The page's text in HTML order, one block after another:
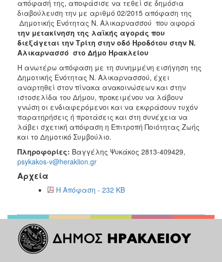
απόφασή της, αποφάσισε να τεθεί σε δημόσια
διαβούλευση την με αριθμό 02/2015 απόφαση της
Δημοτικής Ενότητας Ν. Αλικαρνασσού που αφορά
την μετακίνηση της λαϊκής αγοράς που
διεξάγεται την Τρίτη στην οδό Ηροδότου στην Ν.
Αλικαρνασσό στο Δήμο Ηρακλείου
H ανωτέρω απόφαση με τη συνημμένη εισήγηση της
Δημοτικής Ενότητας Ν. Αλικαρνασσού, έχει
αναρτηθεί στον πίνακα ανακοινώσεων και στην
ιστοσελίδα του Δήμου, προκειμένου να λάβουν
γνώση οι ενδιαφερόμενοι και να εκφράσουν τυχόν
παρατηρήσεις ή προτάσεις και στη συνέχεια να
λάβει σχετική απόφαση η Επιτροπή Ποιότητας Ζωής
και το Δημοτικό Συμβούλιο.
Πληροφορίες: Βαγγέλης Ψυκάκος 2813-409429,
psykakos-v@heraklion.gr
Αρχεία
Η Απόφαση - 232 KB